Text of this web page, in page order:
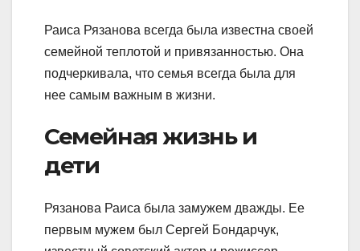
Раиса Рязанова всегда была известна своей
семейной теплотой и привязанностью. Она
подчеркивала, что семья всегда была для
нее самым важным в жизни.
Семейная жизнь и
дети
Рязанова Раиса была замужем дважды. Ее
первым мужем был Сергей Бондарчук,